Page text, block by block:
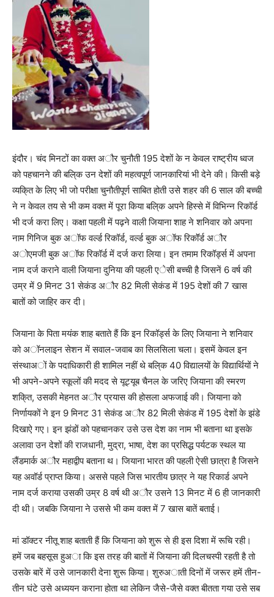
इंदौर। चंद मिनटों का वक्त अौर चुनौती 195 देशों के न केवल राष्ट्रीय ध्वज
को पहचानने की बलि्क उन देशों की महत्वपूर्ण जानकारियां भी देने की। किसी बड़े
व्यकि्त के लिए भी जो परीक्षा चुनौतीपूर्ण साबित होती उसे शहर की 6 साल की बच्ची
ने न केवल तय से भी कम वक्त में पूरा किया बलि्क अपने हिस्से में विभिन्न रिकॉर्ड
भी दर्ज करा लिए। कक्षा पहली में पढ़ने वाली जियाना शाह ने शनिवार को अपना
नाम गिनिज बुक अॉफ वर्ल्ड रिकॉर्ड, वर्ल्ड बुक अॉफ रिकॉॅर्ड अौर
अोएमजी बुक अॉफ रिकॉर्ड में दर्ज करा लिया। इन तमाम रिकॉर्ड्स में अपना
नाम दर्ज कराने वाली जियाना दुनिया की पहली एेसी बच्ची है जिसनें 6 वर्ष की
उम्र में 9 मिनट 31 सेकंड अौर 82 मिली सेकंड में 195 देशों की 7 खास
बातों को जाहिर कर दी।
जियाना के पिता मयंक शाह बताते हैं कि इन रिकॉर्ड्स के लिए जियाना ने शनिवार
को अॉनलाइन सेशन में सवाल-जवाब का सिलसिला चला। इसमें केवल इन
संस्थाअों के पदाधिकारी ही शामिल नहीं थे बलि्क 40 विद्यालयों के विद्यार्थियों ने
भी अपने-अपने स्कूलों की मदद से यूट्यूब चैनल के जरिए जियाना की स्मरण
शकि्त, उसकी मेहनत अौर प्रयास की होसला अफजाई की। जियाना को
निर्णायकों ने इन 9 मिनट 31 सेकंड अौर 82 मिली सेकंड में 195 देशों के झंडे
दिखाऐ गए। इन झंडों को पहचानकर उसे उस देश का नाम भी बताना था इसके
अलावा उन देशों की राजधानी, मुद्रा, भाषा, देश का प्रसिद्ध पर्यटक स्थल या
लैंडमार्क अौर महाद्वीप बताना थ। जियाना भारत की पहली ऐसी छात्रा है जिसने
यह अवॉर्ड प्राप्त किया। अससे पहले जिस भारतीय छात्र ने यह रिकार्ड अपने
नाम दर्ज कराया उसकी उम्र 8 वर्ष थी अौर उसने 13 मिनट में 6 ही जानकारी
दी थी। जबकि जियाना ने उससे भी कम वक्त में 7 खास बातें बताई।
मां डॉक्टर नीतू शाह बताती हैं कि जियाना को शुरू से ही इस दिशा में रूचि रही।
हमें जब बहसूस हुअा कि इस तरह की बातों में जियाना की दिलचस्पी रहती है तो
उसके बारें में उसे जानकारी देना शुरू किया। शुरुअाती दिनों में जरूर हमें तीन-
तीन घंटे उसे अध्ययन कराना होता था लेकिन जैसे-जैसे वक्त बीतता गया उसे सब